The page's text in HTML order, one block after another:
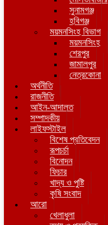
সুনামগঞ্জ
হবিগঞ্জ
ময়মনসিংহ বিভাগ
ময়মনসিংহ
শেরপুর
জামালপুর
নেত্রকোনা
অর্থনীতি
রাজনীতি
আইন-আদালত
সম্পাদকীয়
লাইফস্টাইল
বিশেষ প্রতিবেদন
রূপচর্চা
বিনোদন
ফিচার
খাদ্য ও পুষ্টি
কৃষি সংবাদ
আরো
খেলাধুলা